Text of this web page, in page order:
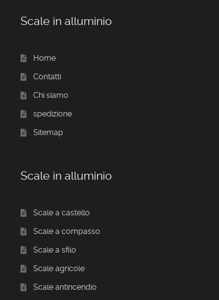
Scale in alluminio
Home
Contatti
Chi siamo
spedizione
Sitemap
Scale in alluminio
Scale a castello
Scale a compasso
Scale a sfilo
Scale agricole
Scale antincendio